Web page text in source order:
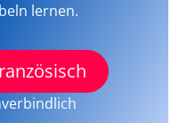
lernen.